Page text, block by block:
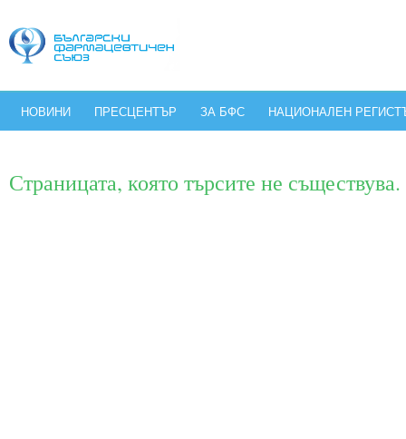
НОВИНИ ПРЕСЦЕНТЪР ЗА БФС НАЦИОНАЛЕН
Страницата, която търсите не съществува.